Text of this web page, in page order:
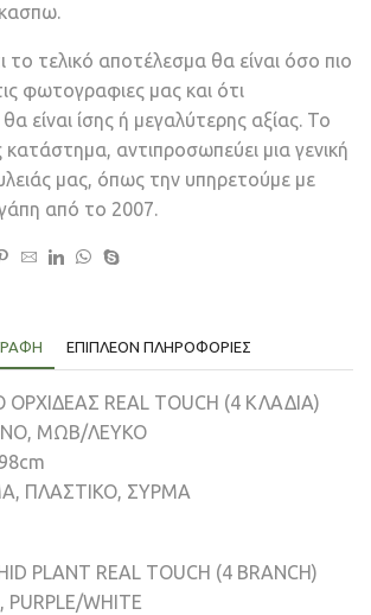
το τελικό αποτέλεσμα θα είναι όσο πιο
φωτογραφιες μας και ότι
είναι ίσης ή μεγαλύτερης αξίας. Το
κατάστημα, αντιπροσωπεύει μια γενική
μας, όπως την υπηρετούμε με
από το 2007.
ΕΠΙΠΛΈΟΝ ΠΛΗΡΟΦΟΡΊΕΣ
REAL TOUCH (4 ΚΛΑΔΙΑ)
ΜΩΒ/ΛΕΥΚΟ
ΠΛΑΣΤΙΚΟ, ΣΥΡΜΑ
PLANT REAL TOUCH (4 BRANCH)
PURPLE/WHITE